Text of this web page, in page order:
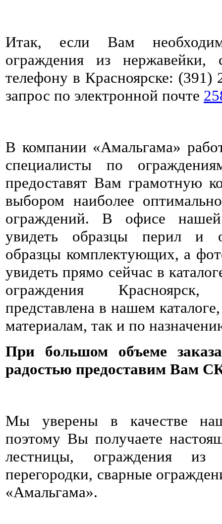
Итак, если Вам
ограждения из
телефону в Красноярске:
запрос по электронной почте
В компании «Амальгама»
специалисты по
предоставят Вам грамотную
выбором наиболее
ограждений. В офисе
увидеть образцы перил и
образцы комплектующих, а
увидеть прямо сейчас в
ограждения
представлена в нашем
материалам, так и по
При большом объеме
радостью предоставим Вам
Мы уверены в качестве
поэтому Вы получаете
лестницы, ограждения из
перегородки, сварные
«Амальгама».